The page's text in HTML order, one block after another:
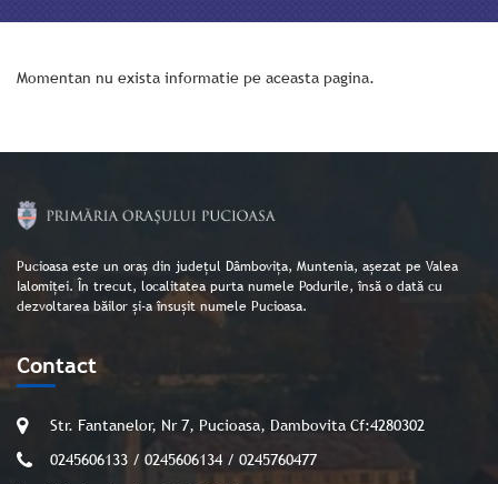
Momentan nu exista informatie pe aceasta pagina.
Pucioasa este un oraș din județul Dâmbovița, Muntenia, așezat pe Valea
Ialomiței. În trecut, localitatea purta numele Podurile, însă o dată cu
dezvoltarea băilor și-a însușit numele Pucioasa.
Contact
Str. Fantanelor, Nr 7, Pucioasa, Dambovita Cf:4280302
0245606133 / 0245606134 / 0245760477